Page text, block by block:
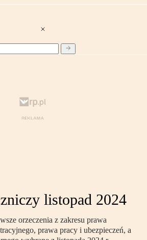
listopad 2024
orzeczenia z zakresu prawa
prawa pracy i ubezpieczeń, a